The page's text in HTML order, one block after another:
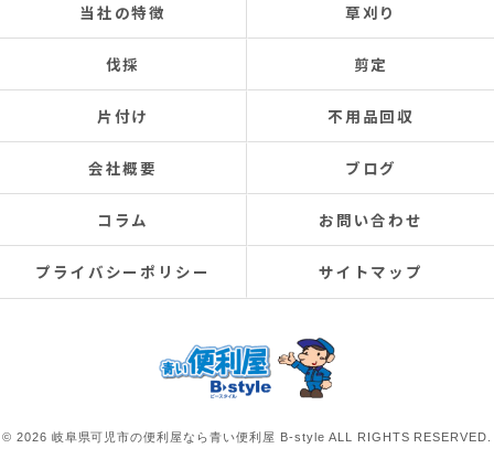
当社の特徴 草刈り
伐採 剪定
片付け 不用品回収
会社概要 ブログ
コラム お問い合わせ
プライバシーポリシー サイトマップ
© 2026 岐阜県可児市の便利屋なら青い便利屋 B-style ALL RIGHTS RESERVED.